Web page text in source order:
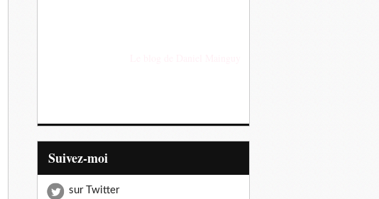
Suivez-moi
sur Twitter